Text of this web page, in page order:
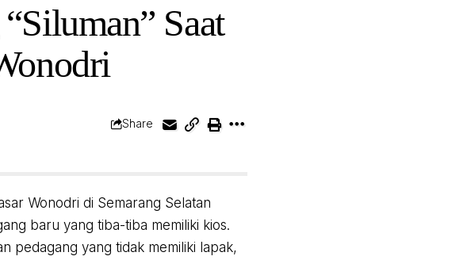
Saat
Share
Wonodri di Semarang Selatan
baru yang tiba-tiba memiliki kios.
pedagang yang tidak memiliki lapak,